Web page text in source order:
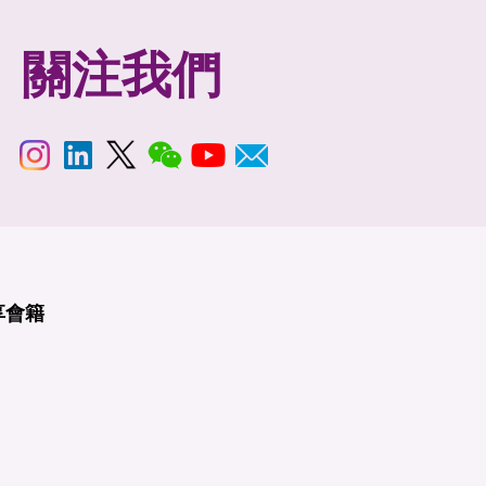
關注我們
會籍